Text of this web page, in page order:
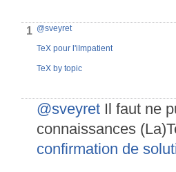
1 @sveyret
TeX pour l'iImpatient
TeX by topic
@sveyret Il faut ne
connaissances
confirmation de